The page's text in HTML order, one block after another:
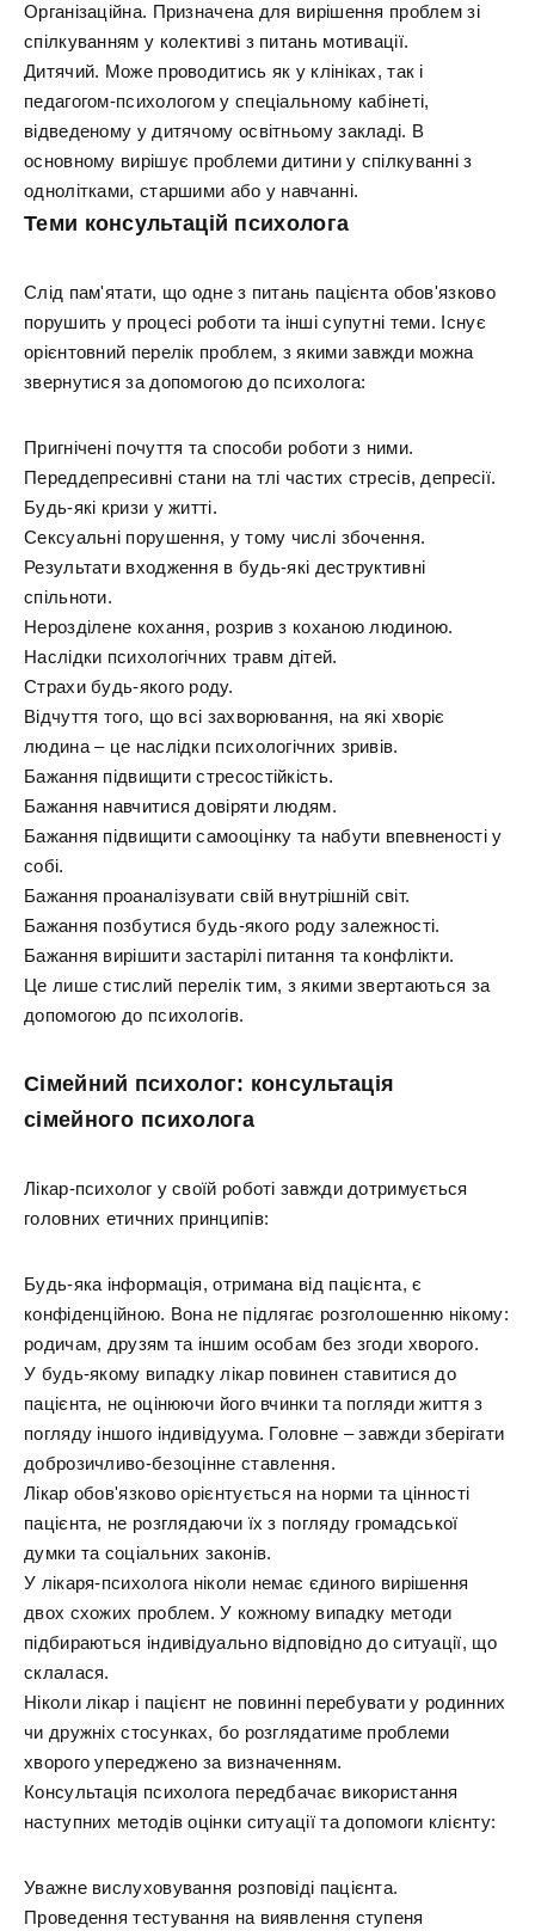
Організаційна. Призначена для вирішення проблем зі
спілкуванням у колективі з питань мотивації.
Дитячий. Може проводитись як у клініках, так і
педагогом-психологом у спеціальному кабінеті,
відведеному у дитячому освітньому закладі. В
основному вирішує проблеми дитини у спілкуванні з
однолітками, старшими або у навчанні.
Теми консультацій психолога
Слід пам'ятати, що одне з питань пацієнта обов'язково
порушить у процесі роботи та інші супутні теми. Існує
орієнтовний перелік проблем, з якими завжди можна
звернутися за допомогою до психолога:
Пригнічені почуття та способи роботи з ними.
Переддепресивні стани на тлі частих стресів, депресії.
Будь-які кризи у житті.
Сексуальні порушення, у тому числі збочення.
Результати входження в будь-які деструктивні
спільноти.
Нерозділене кохання, розрив з коханою людиною.
Наслідки психологічних травм дітей.
Страхи будь-якого роду.
Відчуття того, що всі захворювання, на які хворіє
людина – це наслідки психологічних зривів.
Бажання підвищити стресостійкість.
Бажання навчитися довіряти людям.
Бажання підвищити самооцінку та набути впевненості у
собі.
Бажання проаналізувати свій внутрішній світ.
Бажання позбутися будь-якого роду залежності.
Бажання вирішити застарілі питання та конфлікти.
Це лише стислий перелік тим, з якими звертаються за
допомогою до психологів.
Сімейний психолог: консультація
сімейного психолога
Лікар-психолог у своїй роботі завжди дотримується
головних етичних принципів:
Будь-яка інформація, отримана від пацієнта, є
конфіденційною. Вона не підлягає розголошенню нікому:
родичам, друзям та іншим особам без згоди хворого.
У будь-якому випадку лікар повинен ставитися до
пацієнта, не оцінюючи його вчинки та погляди життя з
погляду іншого індивідуума. Головне – завжди зберігати
доброзичливо-безоцінне ставлення.
Лікар обов'язково орієнтується на норми та цінності
пацієнта, не розглядаючи їх з погляду громадської
думки та соціальних законів.
У лікаря-психолога ніколи немає єдиного вирішення
двох схожих проблем. У кожному випадку методи
підбираються індивідуально відповідно до ситуації, що
склалася.
Ніколи лікар і пацієнт не повинні перебувати у родинних
чи дружніх стосунках, бо розглядатиме проблеми
хворого упереджено за визначенням.
Консультація психолога передбачає використання
наступних методів оцінки ситуації та допомоги клієнту:
Уважне вислуховування розповіді пацієнта.
Проведення тестування на виявлення ступеня